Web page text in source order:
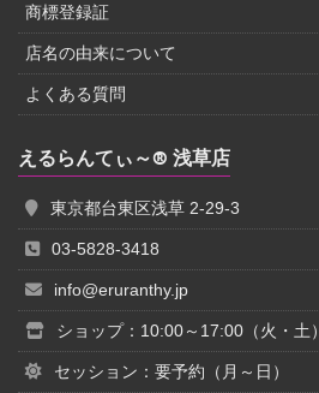
商標登録証
店名の由来について
よくある質問
えるらんてぃ～® 浅草店
東京都台東区浅草 2-29-3
03-5828-3418
info@eruranthy.jp
ショップ：10:00～17:00（火・土）
セッション：要予約（月～日）